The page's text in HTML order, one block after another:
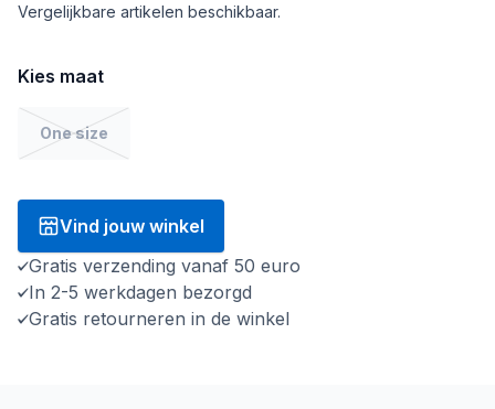
Vergelijkbare artikelen beschikbaar.
Kies maat
One size
Vind jouw winkel
Gratis verzending vanaf 50 euro
In 2-5 werkdagen bezorgd
Gratis retourneren in de winkel